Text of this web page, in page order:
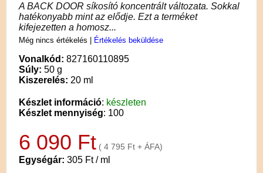
A BACK DOOR síkosító koncentrált változata. Sokkal
hatékonyabb mint az elődje. Ezt a terméket
kifejezetten a homosz...
Még nincs értékelés Értékelés beküldése
Vonalkód: 827160110895
Súly: 50 g
Kiszerelés: 20 ml
Készlet információ: készleten
Készlet mennyiség: 100
6 090 Ft ( 4 795 Ft + ÁFA)
Egységár: 305 Ft / ml